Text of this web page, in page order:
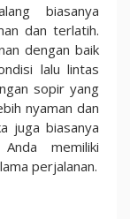
biasanya
dan terlatih.
dengan baik
lalu lintas
sopir yang
nyaman dan
juga biasanya
memiliki
perjalanan.